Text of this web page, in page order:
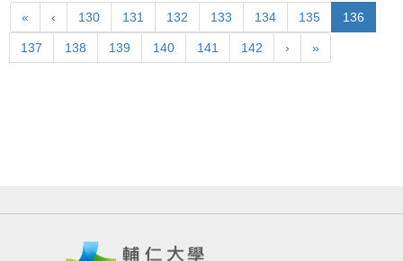
« ‹ 130 131 132 133 134 135 136
137 138 139 140 141 142 › »